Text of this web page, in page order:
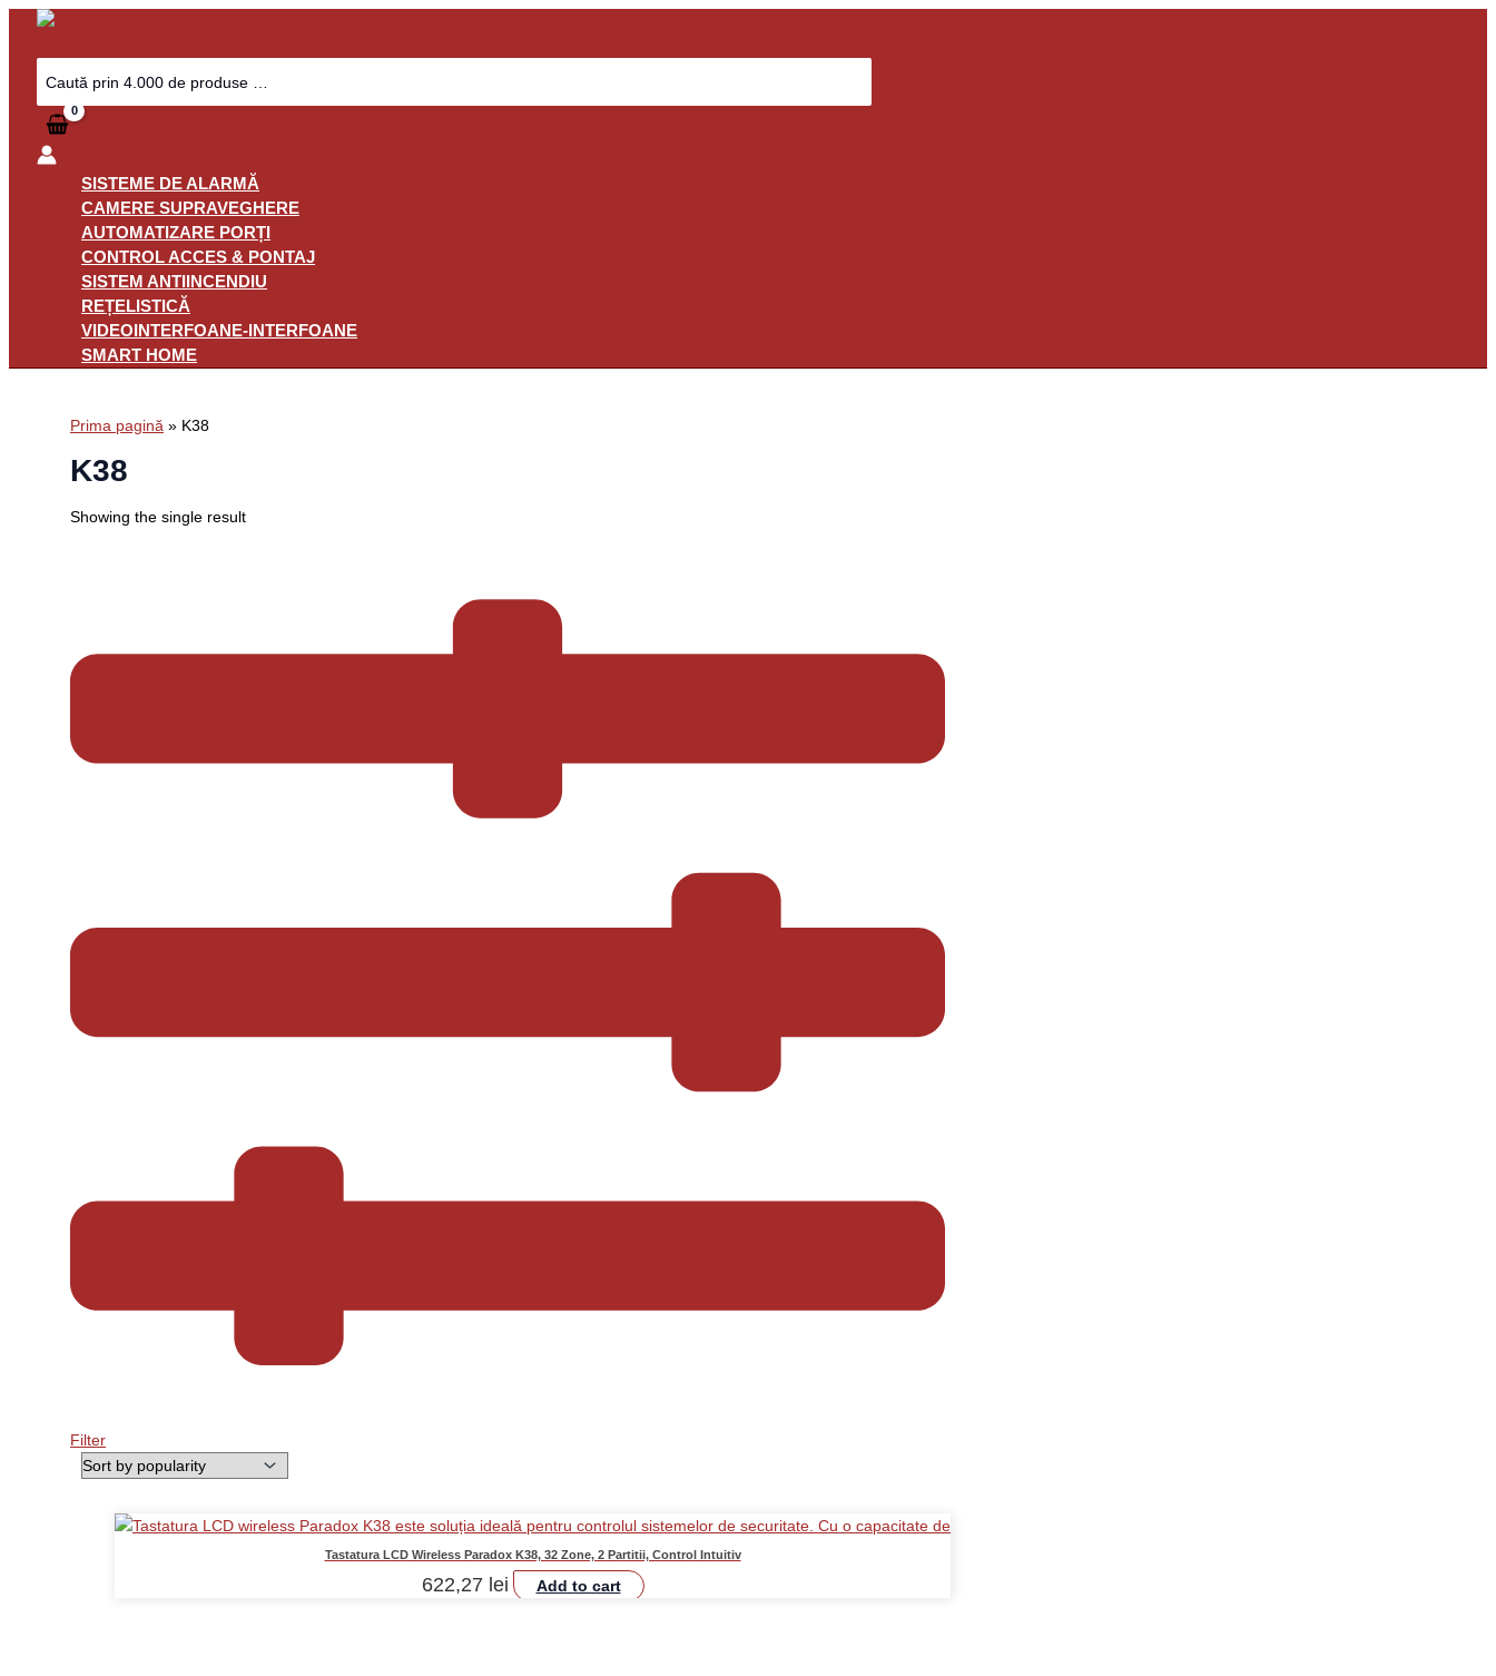
Skip
content
Search
for:
SISTEME DE ALARMĂ
CAMERE SUPRAVEGHERE
AUTOMATIZARE PORȚI
CONTROL ACCES & PONTAJ
SISTEM ANTIINCENDIU
REȚELISTICĂ
VIDEOINTERFOANE-INTERFOANE
SMART HOME
Prima pagină » K38
K38
Showing the single result
Filter
Tastatura LCD Wireless Paradox K38, 32 Zone, 2 Partitii, Control Intuitiv
622,27 lei Add to cart